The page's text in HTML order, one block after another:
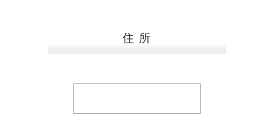
住 所